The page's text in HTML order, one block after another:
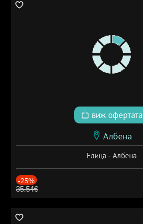
виж офертата
Албена
Елица - Албена
-25%
35.54€